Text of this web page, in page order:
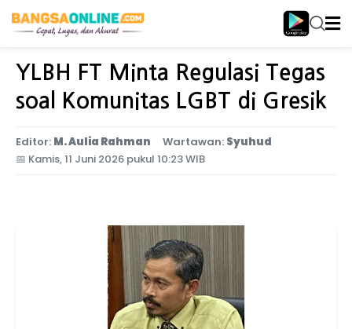
Home Jawa Timur
YLBH FT Minta Regulasi Tegas
soal Komunitas LGBT di Gresik
Editor: M. Aulia Rahman Wartawan: Syuhud
📅 Kamis, 11 Juni 2026 pukul 10:23 WIB